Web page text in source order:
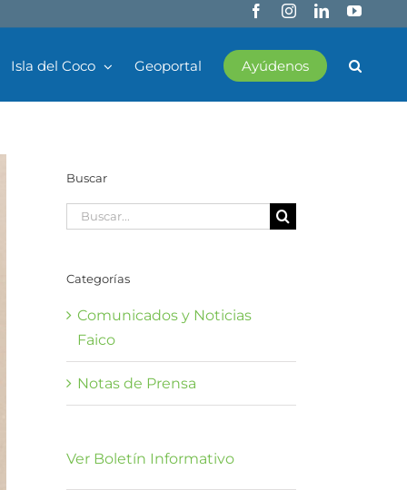
FacebookInstagramLinkedIn
Isla del Coco Geoportal Ayúdenos
Buscar
Buscar:
Categorías
Comunicados y Noticias
Faico
Notas de Prensa
Ver Boletín Informativo